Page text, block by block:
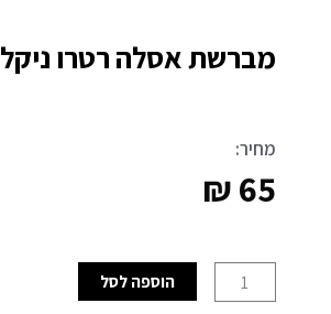
מברשת אסלה רטרו ניקל
מחיר:
₪65
של
הוספה לסל